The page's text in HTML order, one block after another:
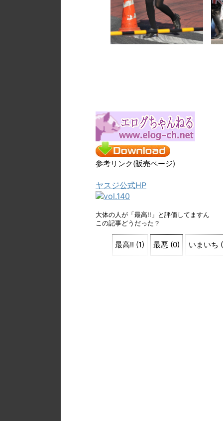
参考リンク(販売ページ)
ヤスジ公式HP
大体の人が「最高!!」と評価してますん
この記事どうだった？
最高!! (1) 最悪 (0) いまいち (